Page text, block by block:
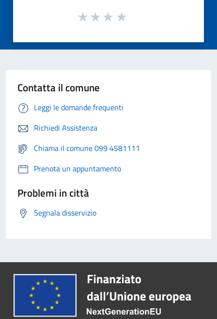
Contatta il comune
Leggi le domande frequenti
Richiedi Assistenza
Chiama il comune 099 4581111
Prenota un appuntamento
Problemi in città
Segnala disservizio